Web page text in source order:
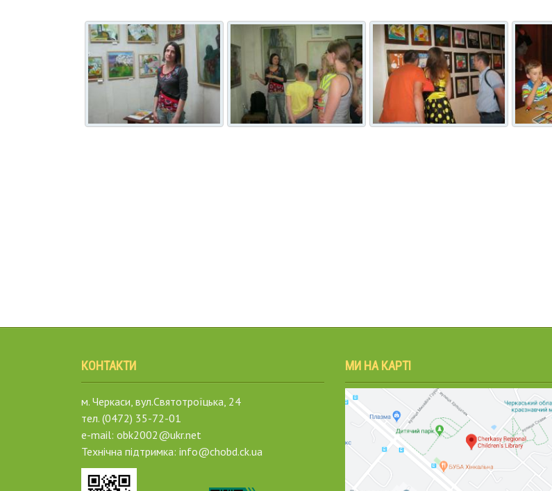
КОНТАКТИ
м. Черкаси, вул.Святотроїцька, 24
тел. (0472) 35-72-01
e-mail: obk2002@ukr.net
Технічна підтримка: info@chobd.ck.ua
МИ НА КАРТІ